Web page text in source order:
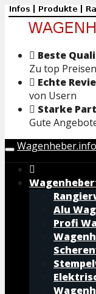
Skip
contentBeste
Zu top
Echte
von Usern
Starke
Gute
Toggle
navigation
Wagenheber.info
Alu
Profi